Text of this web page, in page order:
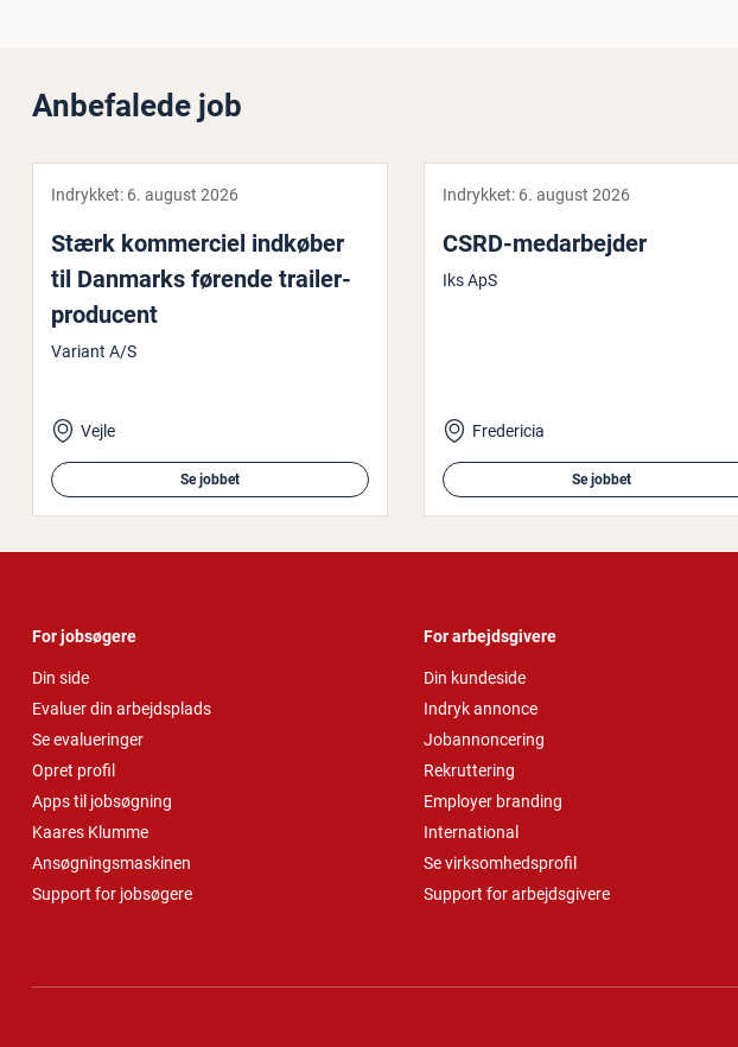
Anbefalede job
Indrykket: 6. august 2026
Stærk kom­merci­el indkøber
til Danmarks førende trai­ler­
pro­du­cent
Variant A/S
Vejle
Se jobbet
Indrykket: 6. august 2026
CSRD-me­d­ar­bej­der
Iks ApS
Fredericia
Se jobbet
For jobsøgere
Din side
Evaluer din arbejdsplads
Se evalueringer
Opret profil
Apps til jobsøgning
Kaares Klumme
Ansøgningsmaskinen
Support for jobsøgere
For arbejdsgivere
Din kundeside
Indryk annonce
Jobannoncering
Rekruttering
Employer branding
International
Se virksomhedsprofil
Support for arbejdsgivere